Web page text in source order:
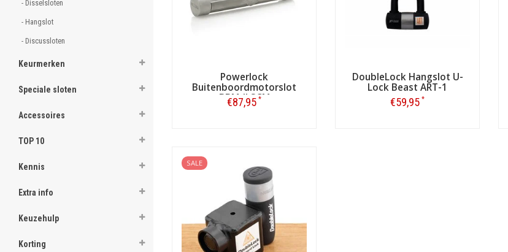
- Disselsloten
- Hangslot
- Discussloten
Keurmerken
Speciale sloten
Accessoires
TOP 10
Kennis
Extra info
Keuzehulp
Korting
Powerlock
Buitenboordmotorslot
BBM-II SCM
€87,95 *
DoubleLock Hangslot U-
Lock Beast ART-1
€59,95 *
SALE